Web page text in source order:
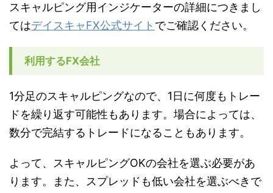
スキャルピング用インジケーターの詳細につきまし
てはデイスキャFX公式サイト でご確認ください。
利用するFX会社
1分足のスキャルピングなので、1日に何度もトレー
ドを繰り返す可能性もあります。場合によっては、
数分で完結するトレードになることもあります。
よって、スキャルピングOKの会社を選ぶ必要があ
ります。また、スプレッドも低い会社を選ぶべきで